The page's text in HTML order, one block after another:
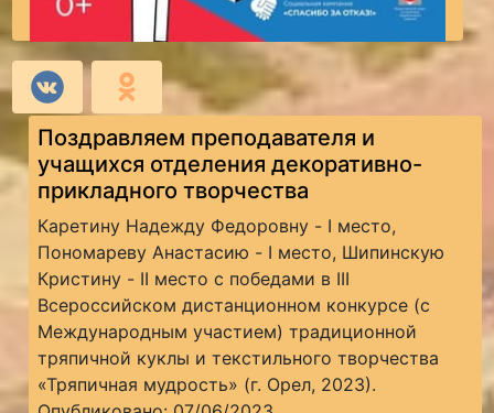
Поздравляем преподавателя и
учащихся отделения декоративно-
прикладного творчества
Каретину Надежду Федоровну - I место,
Пономареву Анастасию - I место, Шипинскую
Кристину - II место с победами в III
Всероссийском дистанционном конкурсе (с
Международным участием) традиционной
тряпичной куклы и текстильного творчества
«Тряпичная мудрость» (г. Орел, 2023).